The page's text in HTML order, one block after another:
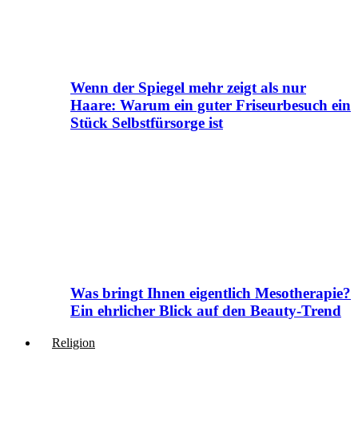
Wenn der Spiegel mehr zeigt als nur
Haare: Warum ein guter Friseurbesuch ein
Stück Selbstfürsorge ist
Was bringt Ihnen eigentlich Mesotherapie?
Ein ehrlicher Blick auf den Beauty-Trend
Religion